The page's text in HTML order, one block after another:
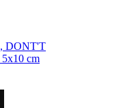
DONT'T
cm